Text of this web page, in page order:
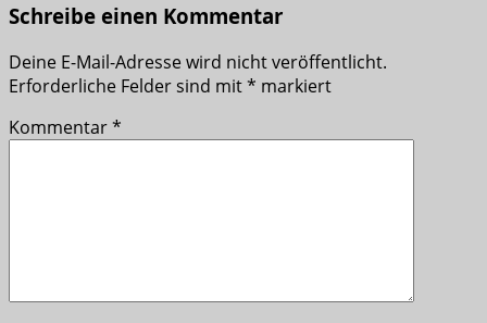
Schreibe einen Kommentar
Deine E-Mail-Adresse wird nicht veröffentlicht.
Erforderliche Felder sind mit* markiert
Kommentar*